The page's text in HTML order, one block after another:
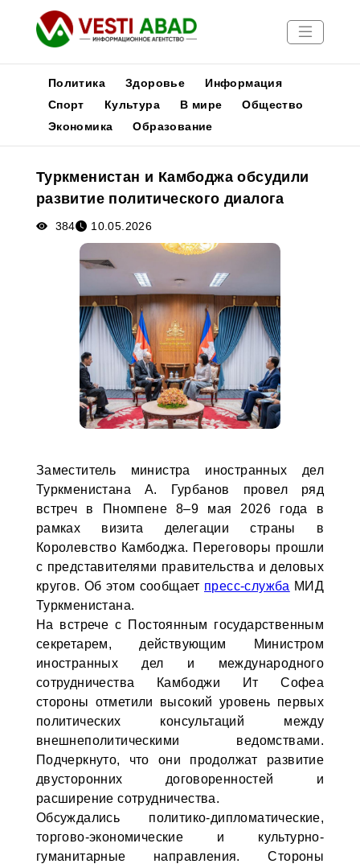
Новости
Медиа
Афиша
Политика Здоровье
Информация
Спорт
Культура В мире
Общество
Экономика
Образование
Туркменистан и Камбоджа обсудили
развитие политического диалога
384 10.05.2026
Заместитель министра иностранных дел
Туркменистана А. Гурбанов провел ряд
встреч в Пномпене 8–9 мая 2026 года в
рамках визита делегации страны в
Королевство Камбоджа. Переговоры прошли
с представителями правительства и деловых
кругов. Об этом сообщает пресс-служба МИД
Туркменистана.
На встрече с Постоянным государственным
секретарем, действующим Министром
иностранных дел и международного
сотрудничества Камбоджи Ит Софеа
стороны отметили высокий уровень первых
политических консультаций между
внешнеполитическими ведомствами.
Подчеркнуто, что они продолжат развитие
двусторонних договоренностей и
расширение сотрудничества.
Обсуждались политико-дипломатические,
торгово-экономические и культурно-
гуманитарные направления. Стороны